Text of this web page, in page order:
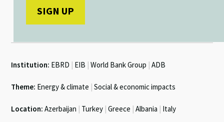
Institution: EBRD EIB World Bank Group ADB
Theme: Energy & climate Social & economic impacts
Location: Azerbaijan Turkey Greece Albania Italy